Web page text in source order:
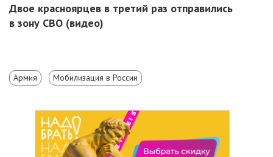
Двое красноярцев в третий раз отправились
в зону СВО (видео)
Армия Мобилизация в России